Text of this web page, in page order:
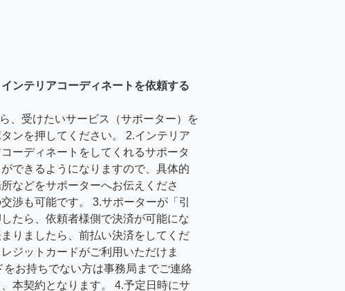
ンテリアコーディネートを依頼する
、受けたいサービス（サポーター）を
ンを押してください。 2.インテリア
ーディネートをしてくれるサポータ
できるようになりますので、具体的
などをサポーターへお伝えくださ
渉も可能です。 3.サポーターが「引
たら、依頼者様側で決済が可能にな
りましたら、前払い決済をしてくだ
ジットカードがご利用いただけま
お持ちでない方は事務局までご連絡
本契約となります。 4.予定日時にサ